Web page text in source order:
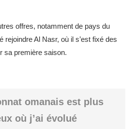
offres, notamment de pays du
rejoindre Al Nasr, où il s’est fixé des
sa première saison.
omanais est plus
où j’ai évolué